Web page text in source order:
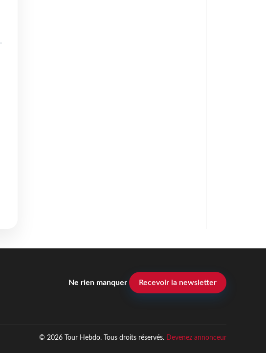
Ne rien manquer Recevoir la newsletter
© 2026 Tour Hebdo. Tous droits réservés. Devenez annonceur